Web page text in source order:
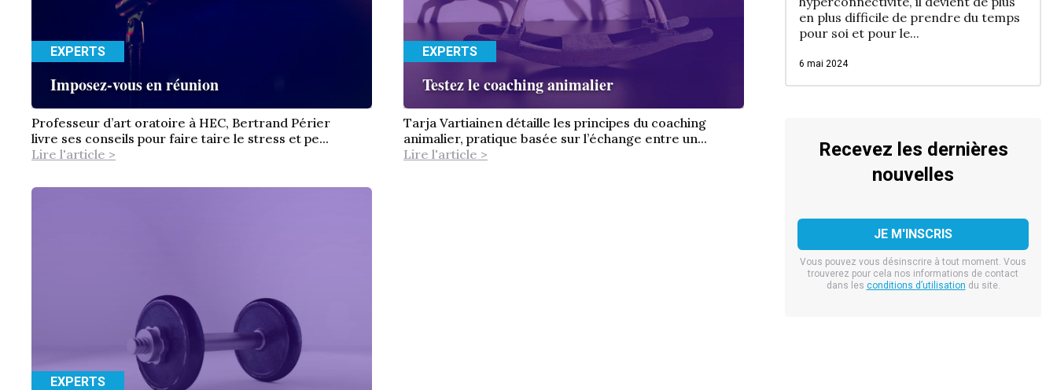
EXPERTS
Imposez-vous en réunion
Professeur d’art oratoire à HEC, Bertrand Périer
livre ses conseils pour faire taire le stress et pe...
Lire l'article >
EXPERTS
Testez le coaching animalier
Tarja Vartiainen détaille les principes du coaching
animalier, pratique basée sur l’échange entre un...
Lire l'article >
EXPERTS
en plus difficile de prendre du temps
pour soi et pour le...
6 mai 2024
Recevez les dernières
nouvelles
Vous pouvez vous désinscrire à tout moment. Vous
trouverez pour cela nos informations de contact
dans les conditions d’utilisation du site.